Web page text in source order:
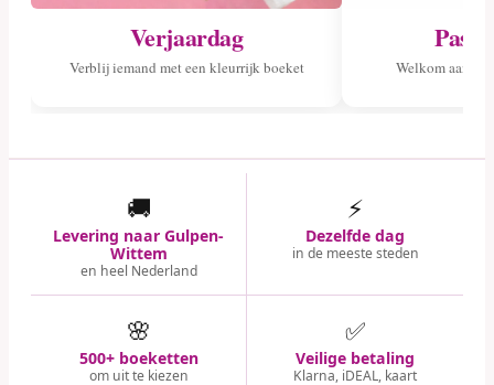
Verjaardag
Verblij iemand met een kleurrijk boeket Welkom aan
🚚
Levering naar Gulpen-
Wittem
en heel Nederland
⚡
Dezelfde dag
in de meeste steden
🌸
500+ boeketten
om uit te kiezen
✅
Veilige betaling
Klarna, iDEAL, kaart